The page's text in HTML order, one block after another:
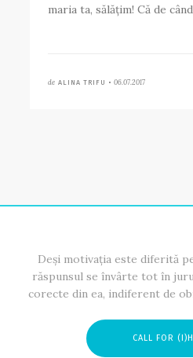
maria ta, sălățim! Că de
de ALINA TRIFU • 06.07.2017
Deși motivația este diferită
răspunsul se învârte tot în
corecte din ea, indiferent de
CALL FOR